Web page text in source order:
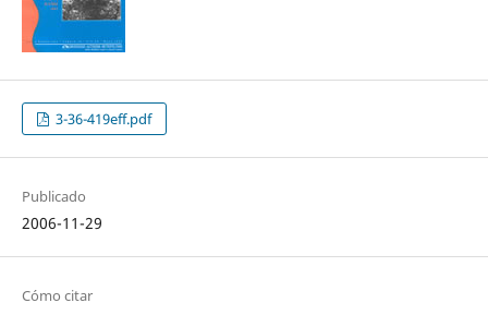
3-36-419eff.pdf
Publicado
2006-11-29
Cómo citar